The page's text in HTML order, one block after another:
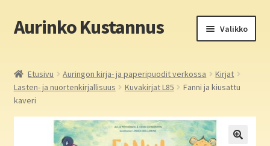
Siirry
navigointiin
Siirry
sisältöön
Aurinko Kustannus Valikko
Yritys
In English
Etusivu Auringon kirja- ja paperipuodit verkossa
Kirjat
Lasten- ja nuortenkirjallisuus
Kuvakirjat L85
Fanni ja kiusattu
kaveri